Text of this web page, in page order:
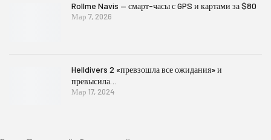
Rollme Navis — смарт-часы с GPS и картами за $80
Мар 7, 2026
Helldivers 2 «превзошла все ожидания» и
превысила…
Мар 17, 2024